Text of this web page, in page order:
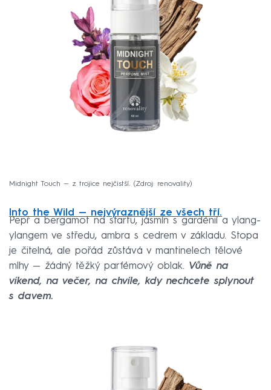
Midnight Touch — z trojice nejčistší. Zdroj: renovality
Into the Wild — nejvýraznější ze všech tří.
Pepř a bergamot na startu, jasmín s gardénií a ylang-
ylangem ve středu, ambra s cedrem v základu. Stopa
je čitelná, ale pořád zůstává v mantinelech tělové
mlhy — žádný těžký parfémový oblak. Vůně na
víkend, na večer, na chvíle, kdy nechcete splynout
s davem.